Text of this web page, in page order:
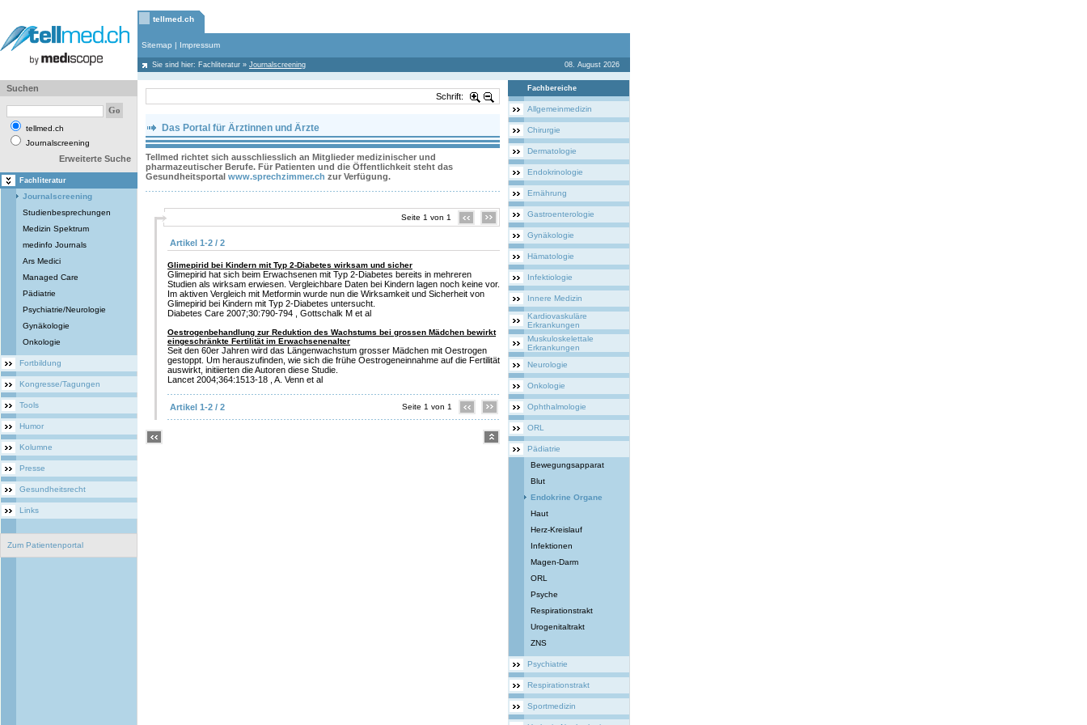
tellmed.ch
Sitemap | Impressum
Sie sind hier: Fachliteratur » Journalscreening 08. August 2026
Suchen
tellmed.ch
Journalscreening
Erweiterte Suche
Fachliteratur
Journalscreening
Studienbesprechungen
Medizin Spektrum
medinfo Journals
Ars Medici
Managed Care
Pädiatrie
Psychiatrie/Neurologie
Gynäkologie
Onkologie
Fortbildung
Kongresse/Tagungen
Tools
Humor
Kolumne
Presse
Gesundheitsrecht
Links
Zum Patientenportal
Schrift:
Das Portal für Ärztinnen und Ärzte
Tellmed richtet sich ausschliesslich an Mitglieder medizinischer und
pharmazeutischer Berufe. Für Patienten und die Öffentlichkeit steht das
Gesundheitsportal www.sprechzimmer.ch zur Verfügung.
Seite 1 von 1
Artikel 1-2 / 2
Glimepirid bei Kindern mit Typ 2-Diabetes wirksam und sicher
Glimepirid hat sich beim Erwachsenen mit Typ 2-Diabetes bereits in mehreren
Studien als wirksam erwiesen. Vergleichbare Daten bei Kindern lagen noch keine vor.
Im aktiven Vergleich mit Metformin wurde nun die Wirksamkeit und Sicherheit von
Glimepirid bei Kindern mit Typ 2-Diabetes untersucht.
Diabetes Care 2007;30:790-794 , Gottschalk M et al
Oestrogenbehandlung zur Reduktion des Wachstums bei grossen Mädchen bewirkt
eingeschränkte Fertilität im Erwachsenenalter
Seit den 60er Jahren wird das Längenwachstum grosser Mädchen mit Oestrogen
gestoppt. Um herauszufinden, wie sich die frühe Oestrogeneinnahme auf die Fertilität
auswirkt, initiierten die Autoren diese Studie.
Lancet 2004;364:1513-18 , A. Venn et al
Artikel 1-2 / 2 Seite 1 von 1
Fachbereiche
Allgemeinmedizin
Chirurgie
Dermatologie
Endokrinologie
Ernährung
Gastroenterologie
Gynäkologie
Hämatologie
Infektiologie
Innere Medizin
Kardiovaskuläre
Erkrankungen
Muskuloskelettale
Erkrankungen
Neurologie
Onkologie
Ophthalmologie
ORL
Pädiatrie
Bewegungsapparat
Blut
Endokrine Organe
Haut
Herz-Kreislauf
Infektionen
Magen-Darm
ORL
Psyche
Respirationstrakt
Urogenitaltrakt
ZNS
Psychiatrie
Respirationstrakt
Sportmedizin